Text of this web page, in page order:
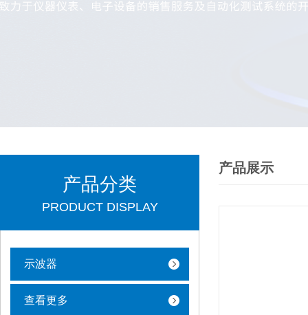
产品分类
PRODUCT DISPLAY
示波器
查看更多
产品展示